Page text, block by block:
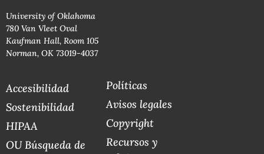
University of Oklahoma
780 Van Vleet Oval
Kaufman Hall, Room 105
Norman, OK 73019-4037
Accesibilidad
Sostenibilidad
HIPAA
OU Búsqueda de
Políticas
Avisos legales
Copyright
Recursos y